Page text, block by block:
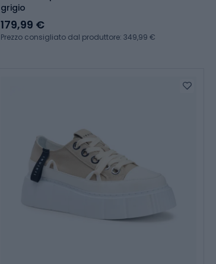
grigio
179,99 €
Prezzo consigliato dal produttore: 349,99 €